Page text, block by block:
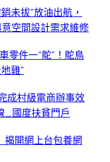
未拔”放油出航，
空間設計需求維修
零件一“鴕”！鴕鳥
雞”
成村級電商辦事效
_國度扶貧門戶
開網上台包養網